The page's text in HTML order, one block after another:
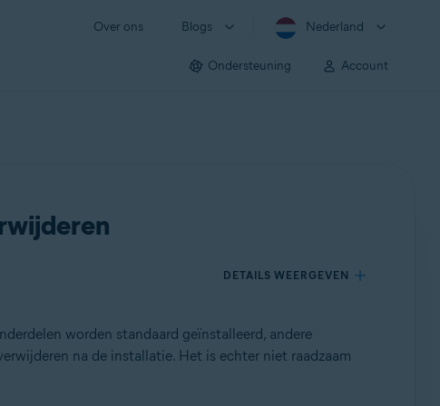
Over ons Blogs Nederland
Ondersteuning Account
DETAILS WEERGEVEN
worden standaard geïnstalleerd, andere
na de installatie. Het is echter niet raadzaam